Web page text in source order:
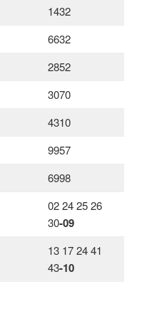
1432
6632
2852
3070
4310
9957
6998
02 24 25 26
30-09
13 17 24 41
43-10